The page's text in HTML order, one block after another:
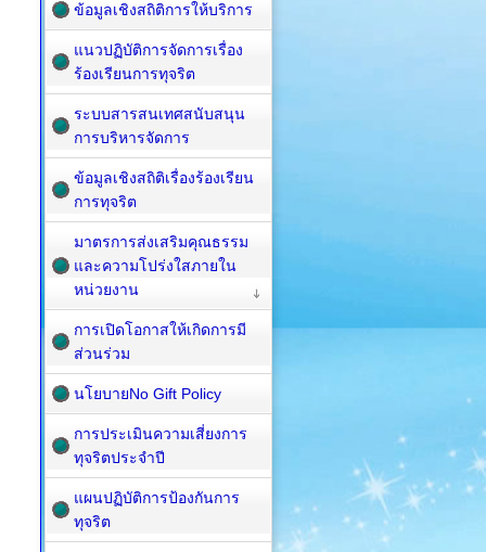
ข้อมูลเชิงสถิติการให้บริการ
แนวปฏิบัติการจัดการเรื่อง
ร้องเรียนการทุจริต
ระบบสารสนเทศสนับสนุน
การบริหารจัดการ
ข้อมูลเชิงสถิติเรื่องร้องเรียน
การทุจริต
มาตรการส่งเสริมคุณธรรม
และความโปร่งใสภายใน
หน่วยงาน
การเปิดโอกาสให้เกิดการมี
ส่วนร่วม
นโยบายNo Gift Policy
การประเมินความเสี่ยงการ
ทุจริตประจำปี
แผนปฏิบัติการป้องกันการ
ทุจริต